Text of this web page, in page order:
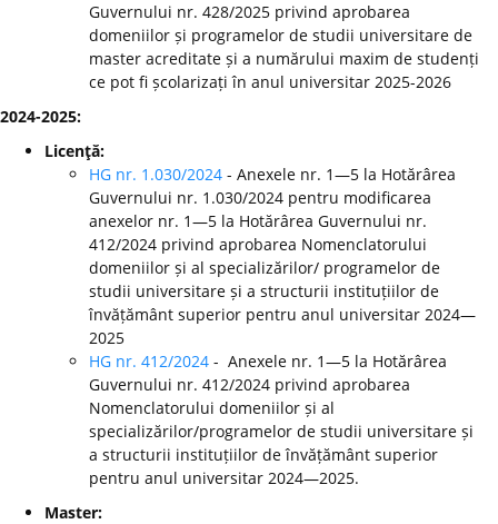
Guvernului nr. 428/2025 privind aprobarea
domeniilor și programelor de studii universitare de
master acreditate și a numărului maxim de studenți
ce pot fi școlarizați în anul universitar 2025-2026
2024-2025:
Licenţă:
HG nr. 1.030/2024 - Anexele nr. 1—5 la Hotărârea
Guvernului nr. 1.030/2024 pentru modificarea
anexelor nr. 1—5 la Hotărârea Guvernului nr.
412/2024 privind aprobarea Nomenclatorului
domeniilor și al specializărilor/ programelor de
studii universitare și a structurii instituțiilor de
învățământ superior pentru anul universitar 2024—
2025
HG nr. 412/2024 - Anexele nr. 1—5 la Hotărârea
Guvernului nr. 412/2024 privind aprobarea
Nomenclatorului domeniilor și al
specializărilor/programelor de studii universitare și
a structurii instituțiilor de învățământ superior
pentru anul universitar 2024—2025.
Master: